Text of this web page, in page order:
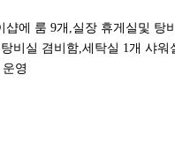
에 룸 9개,실장 휴게실및 탕
비실 겸비함,세탁실 1개 샤워
영